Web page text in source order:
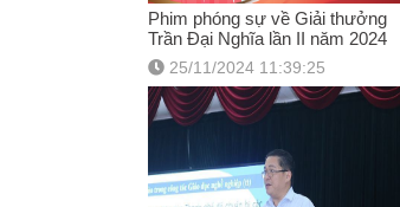
Phim phóng sự về Giải thưởng
Trần Đại Nghĩa lần II năm 2024
25/11/2024 11:39:25